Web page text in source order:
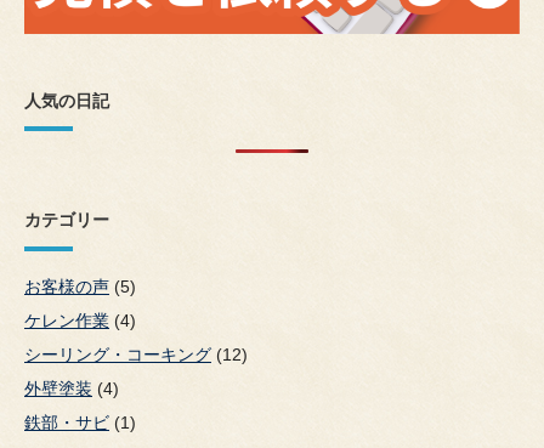
人気の日記
カテゴリー
お客様の声 (5)
ケレン作業 (4)
シーリング・コーキング (12)
外壁塗装 (4)
鉄部・サビ (1)